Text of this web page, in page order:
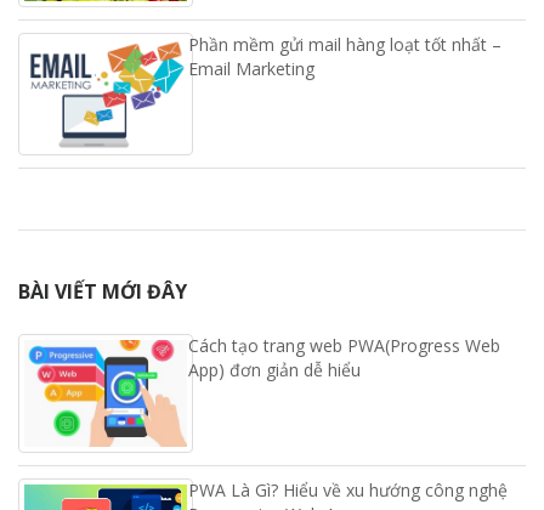
Phần mềm gửi mail hàng loạt tốt nhất –
Email Marketing
BÀI VIẾT MỚI ĐÂY
Cách tạo trang web PWA(Progress Web
App) đơn giản dễ hiểu
PWA Là Gì? Hiểu về xu hướng công nghệ